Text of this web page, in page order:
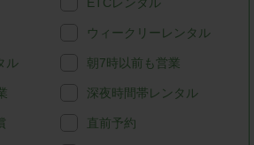
ウィークリーレンタル
ル 朝7時以前も営業
深夜時間帯レンタル
直前予約